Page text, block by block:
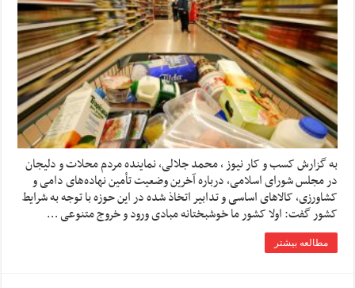
به گزارش کسب و کار نیوز ، محمد جلالی، نماینده مردم محلات و دلیجان
در مجلس شورای اسلامی، درباره آخرین وضعیت تأمین نهاده‌های دامی و
کشاورزی، کالاهای اساسی و تدابیر اتخاذ شده در این حوزه با توجه به شرایط
کشور گفت: اولا کشور ما خوشبختانه مبادی ورود و خروج متنوعی …
مطالعه بیشتر